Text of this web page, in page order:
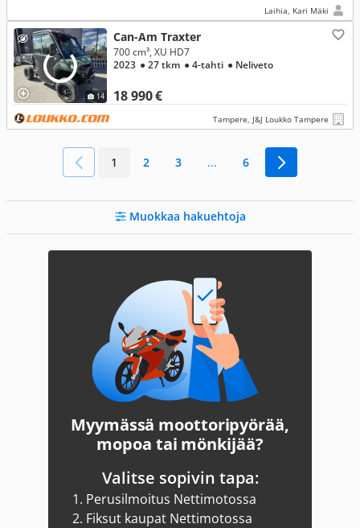
Laihia, Kari Mäki
14
Can-Am Traxter
18 990 €
700 cm³, XU HD7
2023 ● 27 tkm ● 4-tahti ● Neliveto
Tampere, J&J Loukko Tampere
1 2 3 ... 6
Muokkaa hakuehtoja
Myymässä moottoripyörää,
mopoa tai mönkijää?
Valitse sopivin tapa:
1. Perusilmoitus Nettimotossa
2. Fiksut kaupat Nettimotossa